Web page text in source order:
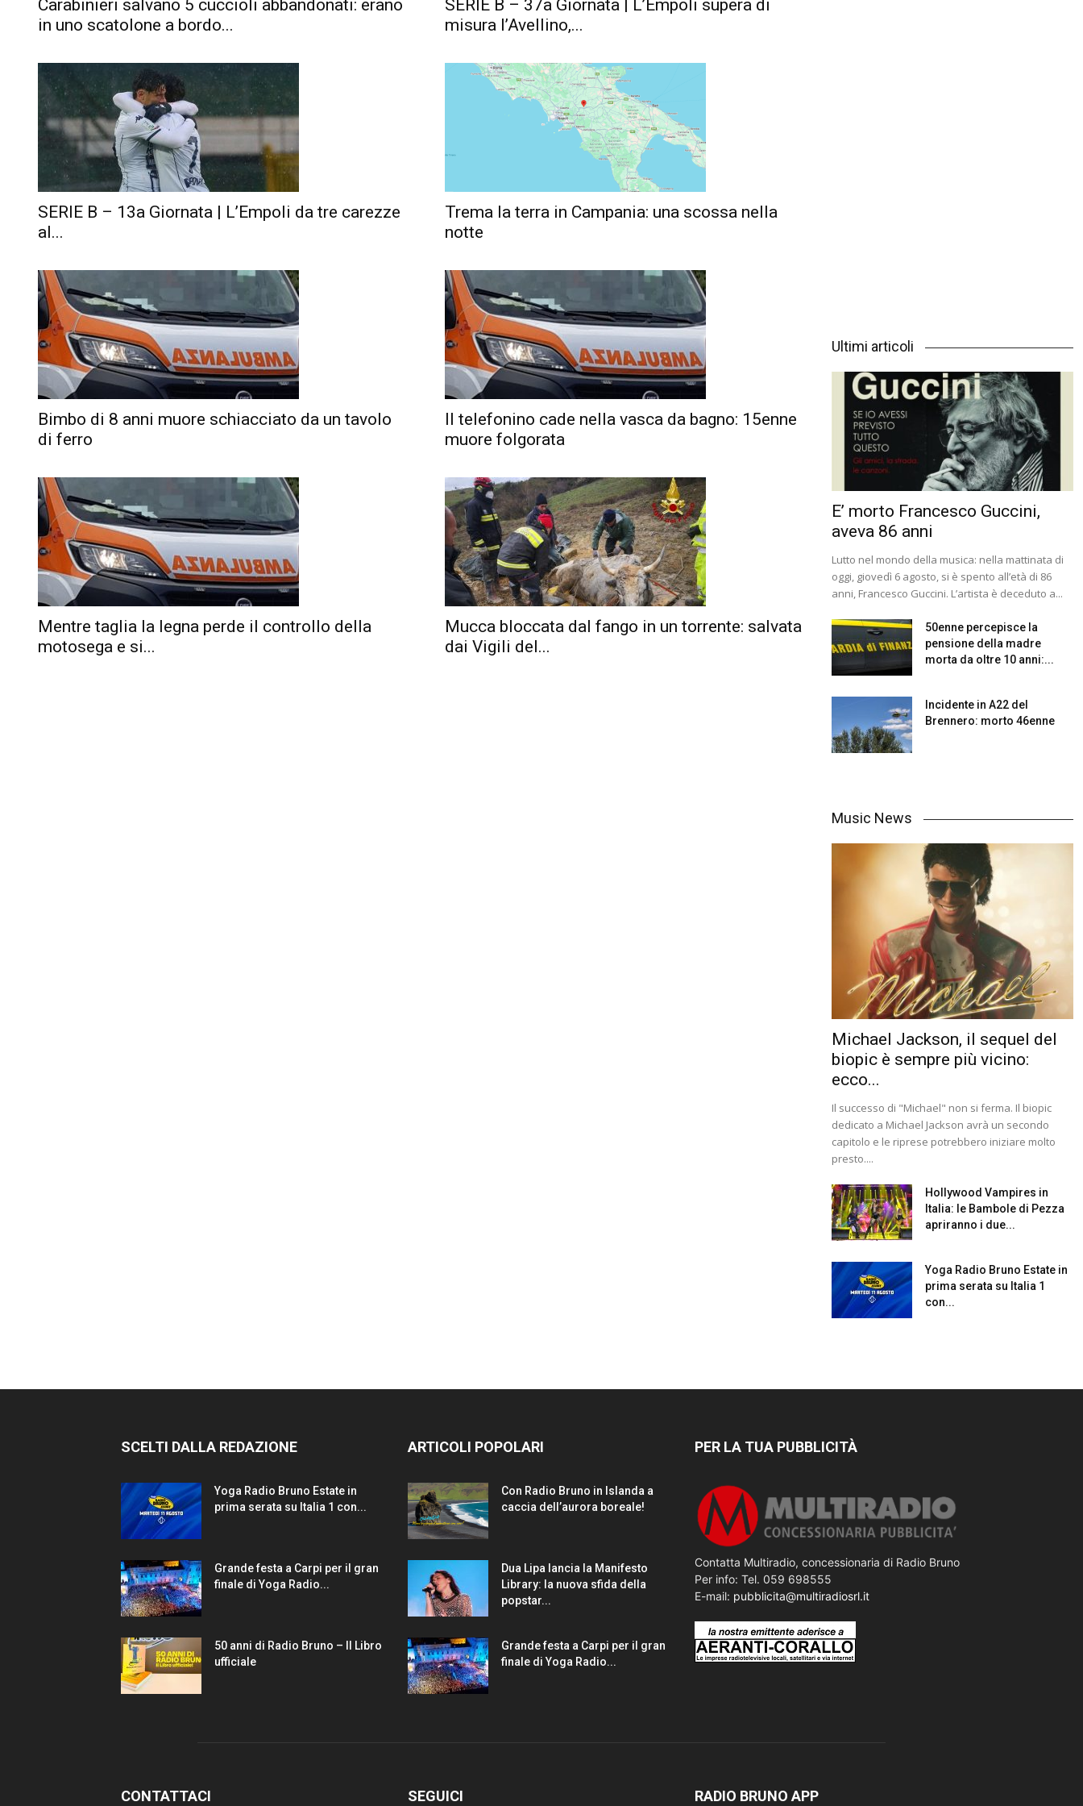
Carabinieri salvano 5 cuccioli abbandonati: erano
in uno scatolone a bordo...
SERIE B – 37a Giornata | L’Empoli supera di
misura l’Avellino,...
SERIE B – 13a Giornata | L’Empoli da tre carezze
al...
Trema la terra in Campania: una scossa nella
notte
Bimbo di 8 anni muore schiacciato da un tavolo
di ferro
Il telefonino cade nella vasca da bagno: 15enne
muore folgorata
Mentre taglia la legna perde il controllo della
motosega e si...
Mucca bloccata dal fango in un torrente: salvata
dai Vigili del...
Ultimi articoli
E’ morto Francesco Guccini,
aveva 86 anni
Lutto nel mondo della musica: nella mattinata di
oggi, giovedì 6 agosto, si è spento all’età di 86
anni, Francesco Guccini. L’artista è deceduto a...
50enne percepisce la
pensione della madre
morta da oltre 10 anni:...
Incidente in A22 del
Brennero: morto 46enne
Music News
Michael Jackson, il sequel del
biopic è sempre più vicino:
ecco...
Il successo di "Michael" non si ferma. Il biopic
dedicato a Michael Jackson avrà un secondo
capitolo e le riprese potrebbero iniziare molto
presto....
Hollywood Vampires in
Italia: le Bambole di Pezza
apriranno i due...
Yoga Radio Bruno Estate in
prima serata su Italia 1
con...
SCELTI DALLA REDAZIONE
Yoga Radio Bruno Estate in
prima serata su Italia 1 con...
Grande festa a Carpi per il gran
finale di Yoga Radio...
50 anni di Radio Bruno – Il Libro
ufficiale
ARTICOLI POPOLARI
Con Radio Bruno in Islanda a
caccia dell’aurora boreale!
Dua Lipa lancia la Manifesto
Library: la nuova sfida della
popstar...
Grande festa a Carpi per il gran
finale di Yoga Radio...
PER LA TUA PUBBLICITÀ
Contatta Multiradio, concessionaria di Radio Bruno
Per info: Tel. 059 698555
E-mail: pubblicita@multiradiosrl.it
CONTATTACI SEGUICI RADIO BRUNO APP